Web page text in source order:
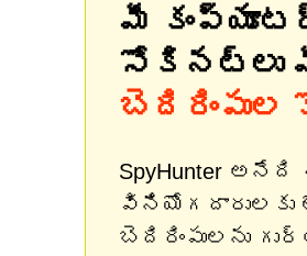
మీ
సోకినట్లు
బెదిరింపుల
SpyHunter
బెదిరింపులను